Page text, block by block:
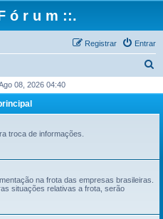
ó r u m ::.
Entrar
Registrar
q
08, 2026 04:40
troca de informações.
na frota das empresas brasileiras.
situações relativas a frota, serão